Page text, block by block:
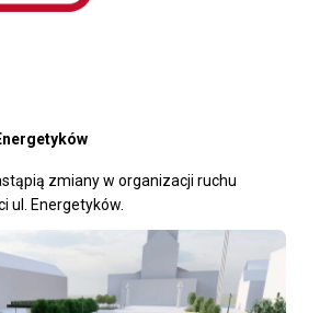
zmiany w organizacji ruchu
ul. Energetyków.